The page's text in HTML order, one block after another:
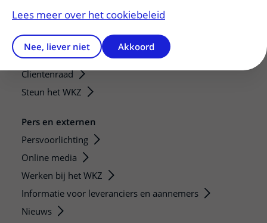
Regels en rechten
Meedoen aan wetenschappelijk onderzoek
Samenwerken met patiënten
Clientenraad
Steun het WKZ
Pers en externen
Persvoorlichting
Online media
Werken bij het WKZ
Informatie voor leveranciers en aannemers
Nieuws
Lees meer over het cookiebeleid
Nee, liever niet Akkoord